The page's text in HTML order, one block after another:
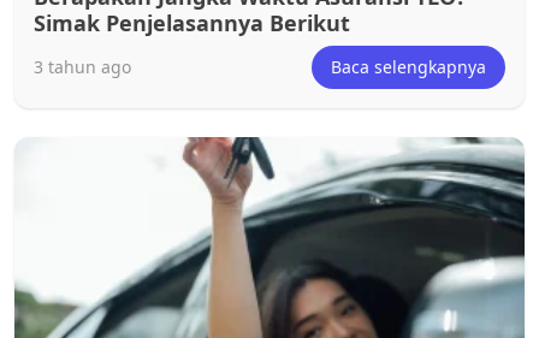
Simak Penjelasannya Berikut
3 tahun ago Baca selengkapnya